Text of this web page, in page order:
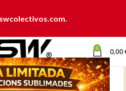
0 0,00